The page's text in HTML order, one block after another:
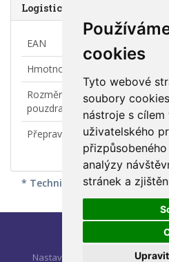
cookies
Tyto webové
soubory
nástroje s cílem
uživatelského
analýzy
stránek a
Logistické údaje
EAN
Hmotnost
Rozměry použitého
pouzdra [mm]
Přepravní obal Fólie
* Technické změny a
© 2026 NG
Nastavení soukromí
ÚVOD